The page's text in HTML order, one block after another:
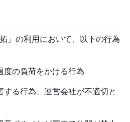
」の利用において、以下の行為
度の負荷をかける行為
する行為、運営会社が不適切と